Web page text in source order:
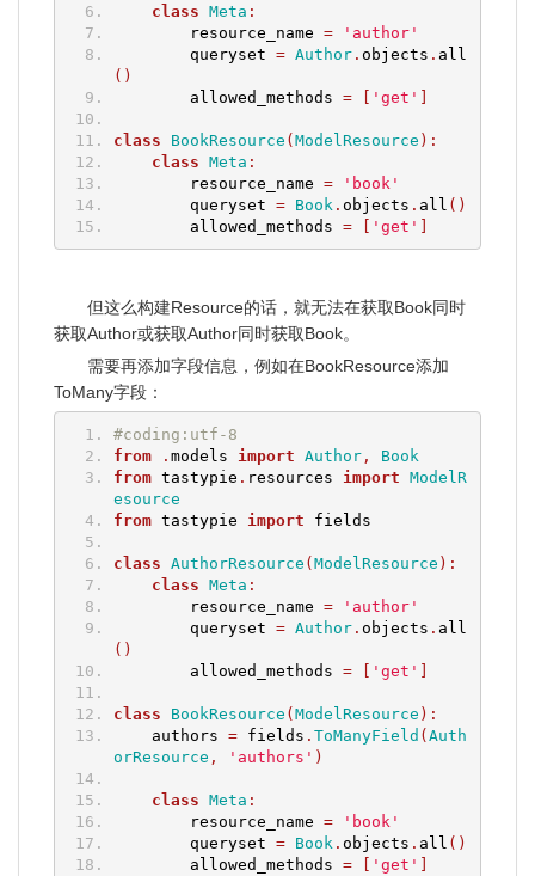
class Meta :
resource_name =
'author'
queryset = Author. objects . all
()
allowed_methods = [ 'get' ]
class BookResource (ModelResource ):
class Meta :
resource_name =
'book'
queryset = Book . objects . all ()
allowed_methods = [ 'get' ]
但这么构建Resource的话，就无法在获取Book同时
获取Author或获取Author同时获取Book。
需要再添加字段信息，例如在BookResource添加
ToMany字段：
#coding:utf-8
from
. models import Author,
Book
from tastypie . resources import ModelR
esource
from tastypie import fields
class AuthorResource (ModelResource ):
class Meta :
resource_name =
'author'
queryset = Author. objects . all
()
allowed_methods = [ 'get' ]
class BookResource (ModelResource ):
authors = fields . ToManyField (Auth
orResource , 'authors' )
class Meta :
resource_name =
'book'
queryset = Book . objects . all ()
allowed_methods = [ 'get' ]